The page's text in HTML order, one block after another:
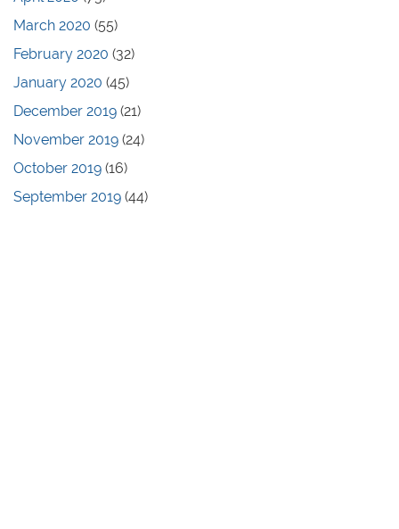
March 2020 (55)
February 2020 (32)
January 2020 (45)
December 2019 (21)
November 2019 (24)
October 2019 (16)
September 2019 (44)